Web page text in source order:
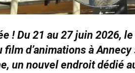
! Du 21 au 27 juin 2026,
d’animations à Annecy
un nouvel endroit dédié